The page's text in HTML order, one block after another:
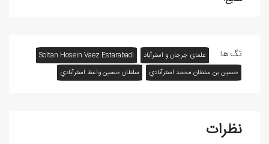
تگ ها: علمای جرجان و استرآباد
Soltan Hosein Vaez Estarabadi
حسين بن سلطان محمد استرآبادي
سلطان حسين واعظ استرآبادي
نظرات